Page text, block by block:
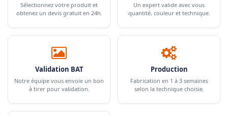
Sélectionnez votre produit et
obtenez un devis gratuit en 24h.
Un expert valide avec vous
quantité, couleur et technique.
Validation BAT
Notre équipe vous envoie un bon
à tirer pour validation.
Production
Fabrication en 1 à 3 semaines
selon la technique choisie.